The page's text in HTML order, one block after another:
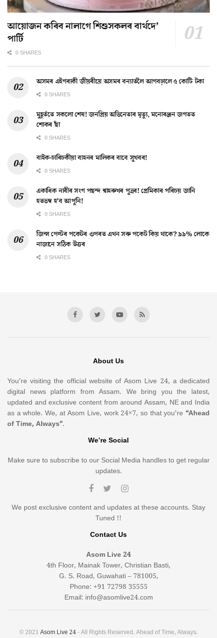
আয়োজন কৰিব নালাগে শিশুসকলৰ বাৰ্থদে’
পাৰ্টি
0 SHARES
অসমৰ এইগৰাকী জীয়ৰীয়ে অসমৰ বন্যাৰ্তলৈ আগবঢ়ালে ৫ কোটি টকা
0 SHARES
মুহূৰ্ততে সকলো শেষ! জনপ্ৰিয় অভিনেতাৰ মৃত্যু, মনোৰঞ্জন জগতত
শোকৰ ছাঁ
0 SHARES
বাইক-চাৰিচকীয়া বাহনৰ মালিকৰ বাবে সুখবৰ!
0 SHARES
একাধিক নাৰীৰ সংগ পছন্দ শ্বাহৰুখৰ পুত্ৰৰ! প্ৰেমিকাৰ পৰিচয় জানি
হতভম্ব হ’ব আপুনি!
0 SHARES
জিন্স পেণ্টৰ পকেটৰ ওপৰত এখন সৰু পকেট কিয় থাকে? ৯৯% লোকে
নাজানে সঠিক উত্তৰ
0 SHARES
About Us
You’re visiting the official website of Asom Live 24, a dedicated
digital news platform from Assam. We bring you the latest,
updated and exclusive content from around Assam, NE and India
as a whole. We, at Asom Live, work 24×7, so that you’re “Ahead
of Time, Always”.
We’re Social
Make sure to subscribe to our Social Media handles to get regular
updates.
We post exclusive content and updates at these accounts. Stay
Tuned !!
Contact Us
Asom Live 24
4th Floor, Mainak Tower, Christian Basti,
G. S. Road, Guwahati – 781005,
Phone: +91 72798 35555
Email: info@asomlive24.com
© 2021 Asom Live 24- All Rights Reserved. Ahead of Time, Always.